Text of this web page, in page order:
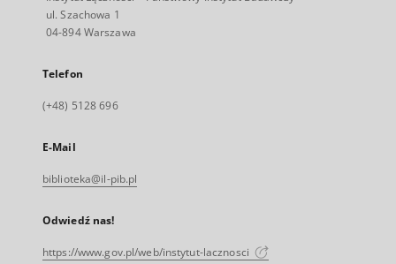
ul. Szachowa 1
04-894 Warszawa
Telefon
(+48) 5128 696
E-Mail
biblioteka@il-pib.pl
Odwiedź nas!
https://www.gov.pl/web/instytut-lacznosci